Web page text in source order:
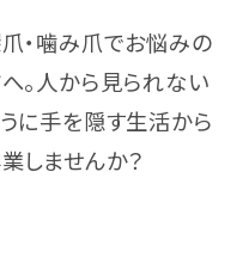
・噛み爪でお悩みの
。人から見られない
に手を隠す生活から
しませんか？